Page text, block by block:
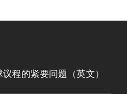
程的紧要问题（英文）